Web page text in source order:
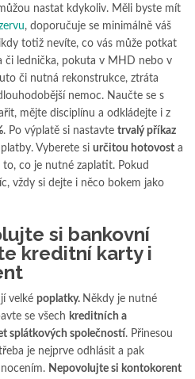
nastat kdykoliv. Měli byste mít
, doporučuje se minimálně váš
totiž nevíte, co vás může potkat
či lednička, pokuta v MHD nebo v
či nutná rekonstrukce, ztráta
nemoc. Naučte se s
mějte disciplínu a odkládejte i z
. Po výplatě si nastavte trvalý příkaz
Vyberete si určitou hotovost a
co je nutné zaplatit. Pokud
vždy si dejte i něco bokem jako
si bankovní
kreditní karty i
velké poplatky. Někdy je nutné
se všech kreditních a
splátkových společností. Přinesou
je nejprve odhlásit a pak
Nepovolujte si kontokorent